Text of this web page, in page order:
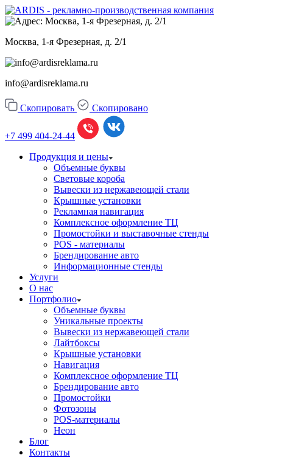
Москва, 1-я Фрезерная, д. 2/1
info@ardisreklama.ru
Скопировать Скопировано
+7 499 404-24-44
Продукция и цены
Объемные буквы
Световые короба
Вывески из нержавеющей стали
Крышные установки
Рекламная навигация
Комплексное оформление ТЦ
Промостойки и выставочные стенды
POS - материалы
Брендирование авто
Информационные стенды
Услуги
О нас
Портфолио
Объемные буквы
Уникальные проекты
Вывески из нержавеющей стали
Лайтбоксы
Крышные установки
Навигация
Комплексное оформление ТЦ
Брендирование авто
Промостойки
Фотозоны
POS-материалы
Неон
Блог
Контакты